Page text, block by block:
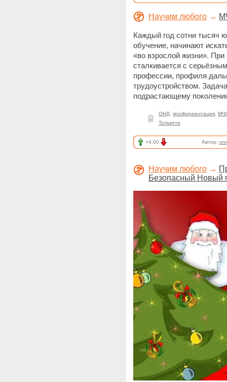
Научим любого →
Каждый год сотни тысяч
обучение, начинают
«во взрослой жизни».
сталкивается с
профессии, профиля
трудоустройством.
подрастающему
ОНД профориентация
Тольятти
+4.00 Автор:
Научим любого →
Безопасный Новый